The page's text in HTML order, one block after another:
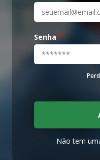
Senha *
Não tem